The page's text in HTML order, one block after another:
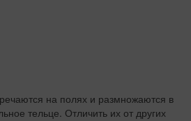
на полях и размножаются в
тельце. Отличить их от других